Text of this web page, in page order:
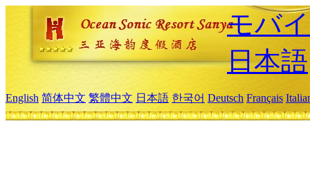
モバ
日本語
English 简体中文 繁體中文 日本語 한국어 Deutsch Français